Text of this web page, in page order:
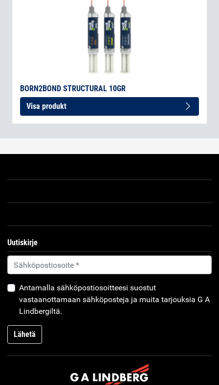
BORN2BOND STRUCTURAL 10GR
Visa produkt
Uutiskirje
Antamalla sähköpostiosoitteesi suostut
vastaanottamaan sähköposteja ja muita tarjouksia G A
Lindbergiltä.
Lähetä